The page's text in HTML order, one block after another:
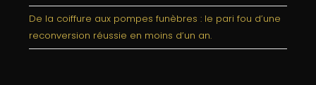
De la coiffure aux pompes funèbres : le pari fou d’une
reconversion réussie en moins d’un an.